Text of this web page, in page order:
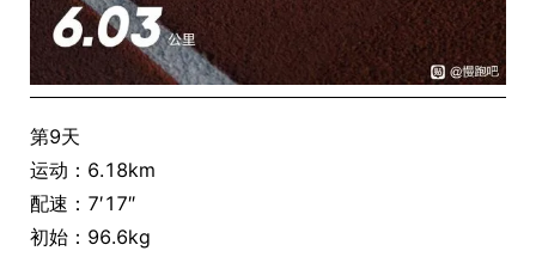
第9天
运动：6.18km
配速：7′17″
初始：96.6kg